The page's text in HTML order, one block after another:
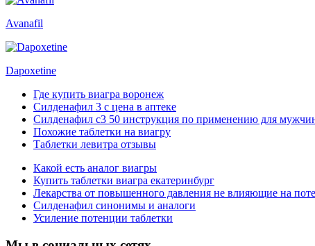
Avanafil
Dapoxetine
Где купить виагра воронеж
Силденафил 3 с цена в аптеке
Силденафил с3 50 инструкция по применению для
Похожие таблетки на виагру
Таблетки левитра отзывы
Какой есть аналог виагры
Купить таблетки виагра екатеринбург
Лекарства от повышенного давления не влияющие на
Силденафил синонимы и аналоги
Усиление потенции таблетки